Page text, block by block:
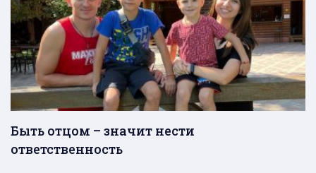
Быть отцом – значит нести
ответственность